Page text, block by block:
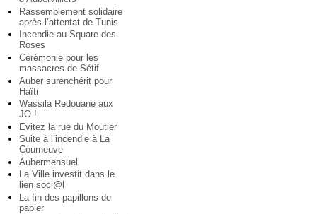
Rassemblement solidaire
après l’attentat de Tunis
Incendie au Square des
Roses
Cérémonie pour les
massacres de Sétif
Auber surenchérit pour
Haïti
Wassila Redouane aux
JO !
Evitez la rue du Moutier
Suite à l’incendie à La
Courneuve
Aubermensuel
La Ville investit dans le
lien soci@l
La fin des papillons de
papier